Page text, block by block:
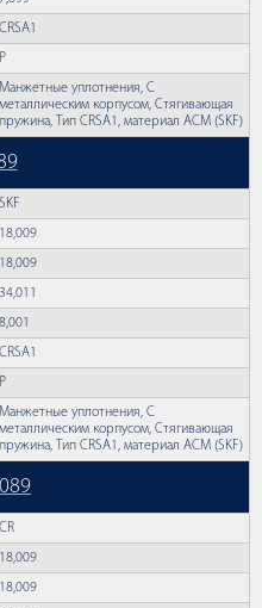
CRSA1
P
Манжетные уплотнения, С
металлическим корпусом, Стягивающая
пружина, Тип CRSA1, материал ACM (SKF)
SKF
18,009
18,009
34,011
8,001
CRSA1
P
Манжетные уплотнения, С
металлическим корпусом, Стягивающая
пружина, Тип CRSA1, материал ACM (SKF)
CR
18,009
18,009